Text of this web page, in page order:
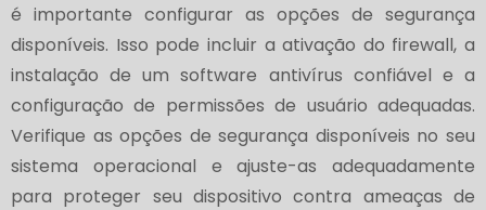
é importante configurar as opções de segurança
disponíveis. Isso pode incluir a ativação do firewall, a
instalação de um software antivírus confiável e a
configuração de permissões de usuário adequadas.
Verifique as opções de segurança disponíveis no seu
sistema operacional e ajuste-as adequadamente
para proteger seu dispositivo contra ameaças de